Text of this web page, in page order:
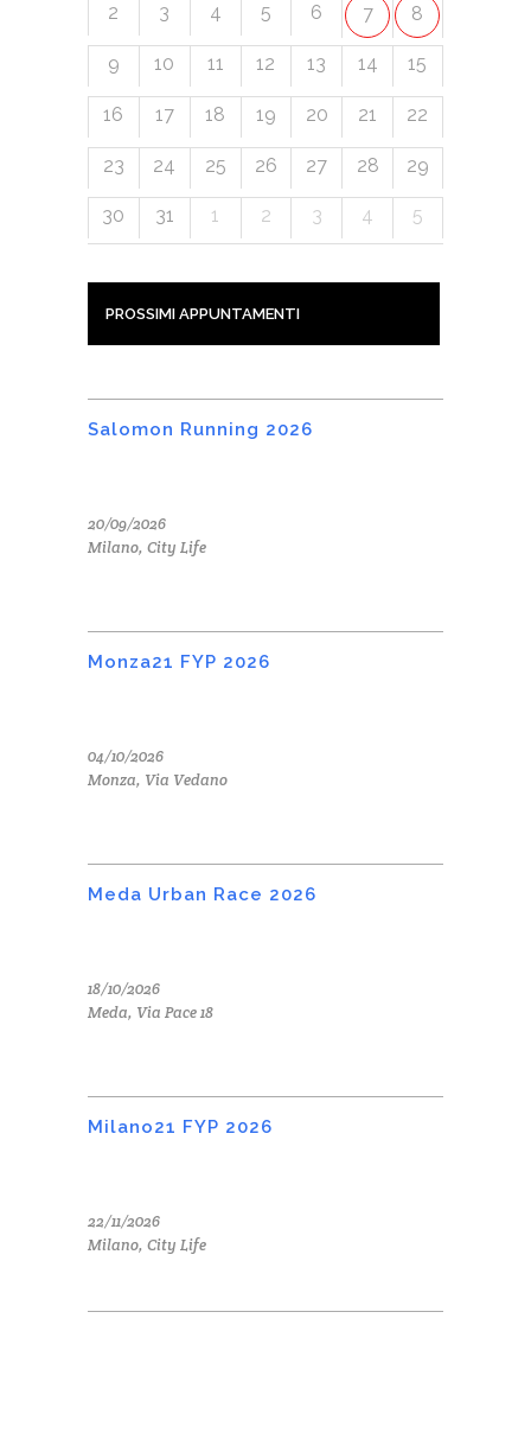
2 3 4 5 6 7 8
9 10 11 12 13 14 15
16 17 18 19 20 21 22
23 24 25 26 27 28 29
30 31 1 2 3 4 5
PROSSIMI APPUNTAMENTI
Salomon Running 2026
20/09/2026
Milano, City Life
Monza21 FYP 2026
04/10/2026
Monza, Via Vedano
Meda Urban Race 2026
18/10/2026
Meda, Via Pace 18
Milano21 FYP 2026
22/11/2026
Milano, City Life